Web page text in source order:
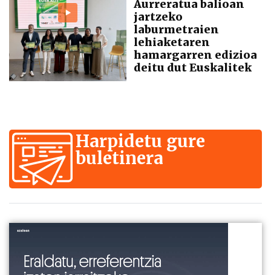
Aurreratua balioan
jartzeko
laburmetraien
lehiaketaren
hamargarren edizioa
deitu dut Euskalitek
Harpidetu gure
buletinera